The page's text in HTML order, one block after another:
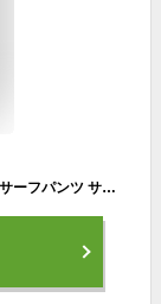
2023年新作 水着 ショートパンツ レディース 6分丈 サーフパンツ サーフショーツ 海パン ハーフパンツ ラッシュガード 体型カバー ミドル ロング プール 海 海水浴 サーフィン サウナ ヨガ おしゃれ 水陸両用 S/M/L